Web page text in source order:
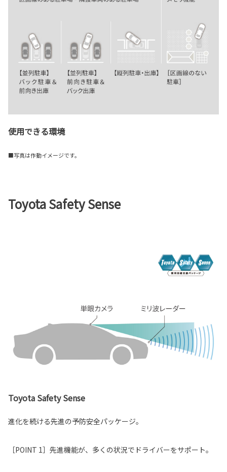
使用できる環境
■写真は作動イメージです。
Toyota Safety Sense
Toyota Safety Sense
進化を続ける先進の予防安全パッケージ。
［POINT 1］先進機能が、多くの状況でドライバーをサポート。